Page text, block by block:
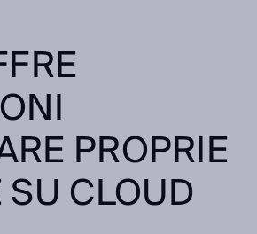
PROPRIE
SU CLOUD